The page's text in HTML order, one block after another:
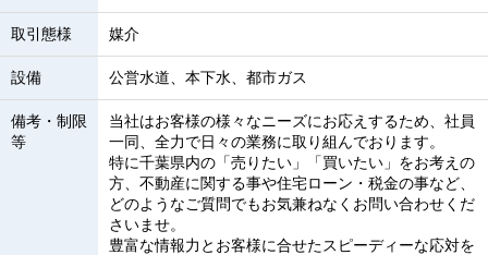
取引態様 媒介
設備 公営水道、本下水、都市ガス
備考・制限
等
当社はお客様の様々なニーズにお応えするため、社員
一同、全力で日々の業務に取り組んでおります。
特に千葉県内の「売りたい」「買いたい」をお考えの
方、不動産に関する事や住宅ローン・税金の事など、
どのようなご質問でもお気兼ねなくお問い合わせくだ
さいませ。
豊富な情報力とお客様に合せたスピーディーな応対を